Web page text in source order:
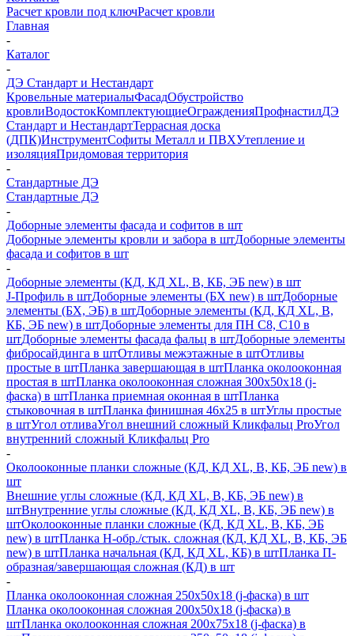
Расчет кровли под ключРасчет кровли
Главная
-
Каталог
-
ДЭ Стандарт и Нестандарт
Кровельные материалыФасадОбустройство
кровлиВодостокКомплектующиеОгражденияПрофнастилДЭ
Стандарт и НестандартТеррасная доска
(ДПК)ИнструментСофиты Металл и ПВХУтепление и
изоляцияПридомовая территория
-
Стандартные ДЭ
Стандартные ДЭ
-
Доборные элементы фасада и софитов в шт
Доборные элементы кровли и забора в штДоборные элементы
фасада и софитов в шт
-
Доборные элементы (КД, КД XL, В, КБ, ЭБ new) в шт
J-Профиль в штДоборные элементы (БХ new) в штДоборные
элементы (БХ, ЭБ) в штДоборные элементы (КД, КД XL, В,
КБ, ЭБ new) в штДоборные элементы для ПН С8, С10 в
штДоборные элементы фасада фальц в штДоборные элементы
фибросайдинга в штОтливы межэтажные в штОтливы
простые в штПланка завершающая в штПланка околооконная
простая в штПланка околооконная сложная 300х50х18 (j-
фаска) в штПланка приемная оконная в штПланка
стыковочная в штПланка финишная 46х25 в штУглы простые
в штУгол отливаУгол внешний сложный Кликфальц ProУгол
внутренний сложный Кликфальц Pro
-
Околооконные планки сложные (КД, КД XL, В, КБ, ЭБ new) в
шт
Внешние углы сложные (КД, КД XL, В, КБ, ЭБ new) в
штВнутренние углы сложные (КД, КД XL, В, КБ, ЭБ new) в
штОколооконные планки сложные (КД, КД XL, В, КБ, ЭБ
new) в штПланка H-обр./стык. сложная (КД, КД XL, В, КБ, ЭБ
new) в штПланка начальная (КД, КД XL, КБ) в штПланка П-
образная/завершающая сложная (КД) в шт
-
Планка околооконная сложная 250х50х18 (j-фаска) в шт
Планка околооконная сложная 200х50х18 (j-фаска) в
штПланка околооконная сложная 200х75х18 (j-фаска) в